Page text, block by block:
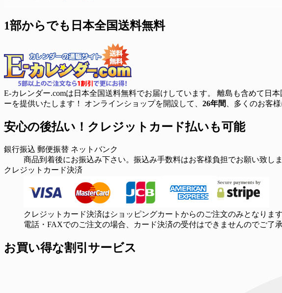
1部からでも日本全国送料無料
E-カレンダー.comは日本全国送料無料でお届けしています。 離島も含めて日
ーを提供いたします！ オンラインショップを開設して、 26年間 、多くのお客
安心の後払い！クレジットカード払いも可能
銀行振込 郵便振替 ネットバンク
商品到着後にお振込み下さい。振込み手数料はお客様負担でお願い致しま
クレジットカード決済
クレジットカード決済はショッピングカートからのご注文のみとなります
電話・FAXでのご注文の場合、カード決済の受付はできませんのでご了承
お買い得な割引サービス